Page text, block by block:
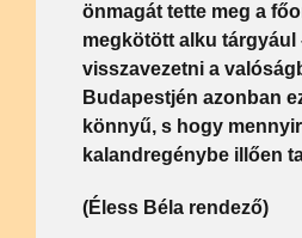
önmagát tette meg a
megkötött alku tárgyául
visszavezetni a
Budapestjén azonban
könnyű, s hogy
kalandregénybe illően
(Éless Béla rendező)